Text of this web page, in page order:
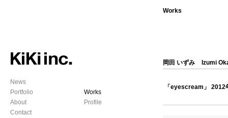
News
Portfolio
About
Contact
Works
Profile
Works
岡田 いずみ Izumi
「eyescream」 2012